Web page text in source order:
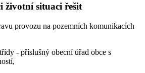
životní situaci řešit
provozu na pozemních komunikacích
- příslušný obecní úřad obce s